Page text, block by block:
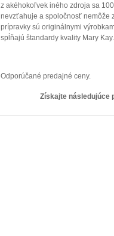
z akéhokoľvek iného zdroja sa
nevzťahuje a spoločnosť nemôže
prípravky sú originálnymi
spĺňajú štandardy kvality Mary Kay.
Odporúčané predajné ceny.
Získajte následujúce